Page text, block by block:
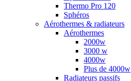
Thermo Pro 120
Sphéros
Aérothermes & radiateurs
Aérothermes
2000w
3000 w
4000w
Plus de 4000w
Radiateurs passifs